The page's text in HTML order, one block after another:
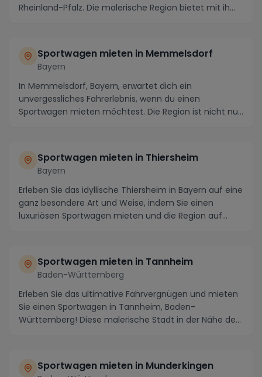
Rheinland-Pfalz. Die malerische Region bietet mit ih...
Sportwagen mieten in Memmelsdorf
Bayern
In Memmelsdorf, Bayern, erwartet dich ein
unvergessliches Fahrerlebnis, wenn du einen
Sportwagen mieten möchtest. Die Region ist nicht nur
Sportwagen mieten in Thiersheim
Bayern
Erleben Sie das idyllische Thiersheim in Bayern auf eine
ganz besondere Art und Weise, indem Sie einen
luxuriösen Sportwagen mieten und die Region auf...
Sportwagen mieten in Tannheim
Baden-Württemberg
Erleben Sie das ultimative Fahrvergnügen und mieten
Sie einen Sportwagen in Tannheim, Baden-
Württemberg! Diese malerische Stadt in der Nähe des
Sportwagen mieten in Munderkingen